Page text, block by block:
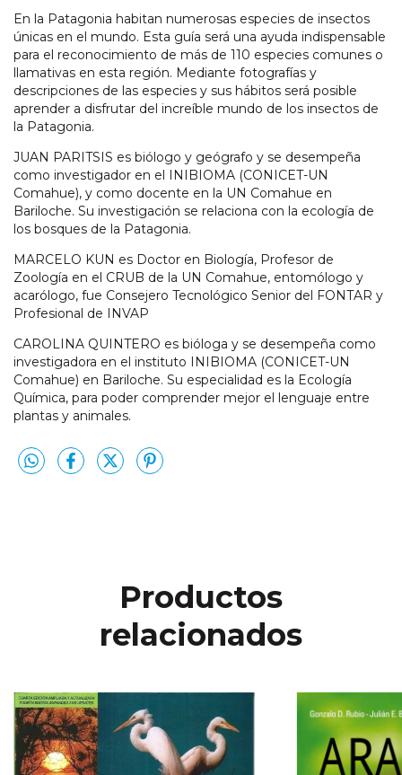
En la Patagonia habitan numerosas especies de insectos
únicas en el mundo. Esta guía será una ayuda indispensable
para el reconocimiento de más de 110 especies comunes o
llamativas en esta región. Mediante fotografías y
descripciones de las especies y sus hábitos será posible
aprender a disfrutar del increíble mundo de los insectos de
la Patagonia.
JUAN PARITSIS es biólogo y geógrafo y se desempeña
como investigador en el INIBIOMA (CONICET-UN
Comahue), y como docente en la UN Comahue en
Bariloche. Su investigación se relaciona con la ecología de
los bosques de la Patagonia.
MARCELO KUN es Doctor en Biología, Profesor de
Zoología en el CRUB de la UN Comahue, entomólogo y
acarólogo, fue Consejero Tecnológico Senior del FONTAR y
Profesional de INVAP
CAROLINA QUINTERO es bióloga y se desempeña como
investigadora en el instituto INIBIOMA (CONICET-UN
Comahue) en Bariloche. Su especialidad es la Ecología
Química, para poder comprender mejor el lenguaje entre
plantas y animales.
Productos
relacionados